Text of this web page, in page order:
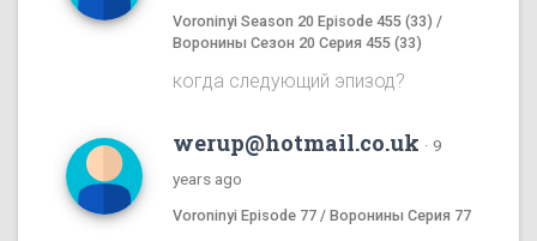
Voroninyi Season 20 Episode 455 (33) /
Воронины Сезон 20 Серия 455 (33)
когда следующий эпизод?
werup@hotmail.co.uk · 9
years ago
Voroninyi Episode 77 / Воронины Серия 77